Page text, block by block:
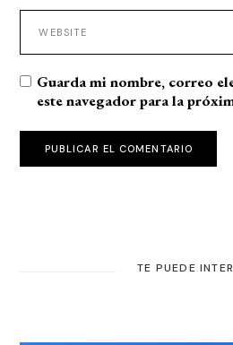
Guarda mi nombre, correo
este navegador para la
PUBLICAR EL COMENTARIO
TE PUEDE